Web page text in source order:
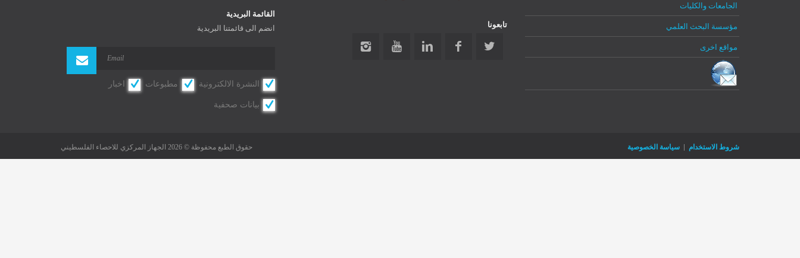
Register
Log InRemember Me
القائمة البريدية
انضم الى قائمتنا البريدية
النشرة الالكترونية مطبوعات اخبار
بيانات صحفية
تابعونا
الجامعات والكليات
مؤسسة البحث العلمي
مواقع اخرى
حقوق الطبع محفوظة © 2026 الجهاز المركزي للاحصاء الفلسطيني شروط الاستخدام سياسة الخصوصية